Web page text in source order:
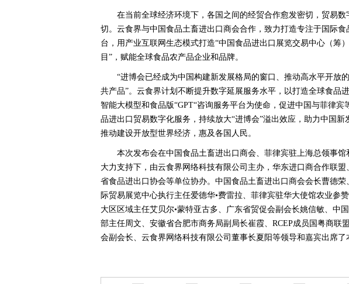
在当前全球经济环境下，各国之间的经贸合作愈发密切，贸易数
切。云食界与中国食品土畜进出口商会合作，致力打造专注于国际食
台，用产业互联网生态模式打造“中国食品进出口展览交易中心（筹
目”，赋能全球食品农产品企业和品牌。
“进博会已经成为中国构建新发展格局的窗口、推动高水平开放
共产品”。云食界计划不断提升数字延展服务水平，以打造全球食品
智能大模型和食品版“GPT“咨询服务平台为使命，促进中国与菲律宾
品进出口贸易数字化服务，持续放大“进博会”溢出效应，助力中国新
推动建设开放型世界经济，惠及各国人民。
本次发布会在中国食品土畜进出口商会、菲律宾驻上海总领事馆
大力支持下，由云食界网络科技有限公司主办，华东进口商合作联
省食品进出口协会等单位协办。中国食品土畜进出口商会会长曹德荣
际贸易展览中心执行主任爱德华•费雷拉、菲律宾驻华大使馆农业参
大区区域主任艾贝尔•蒙特亚古多、广东省贸促会副会长姚信敏、中
部主任周文、安徽省合肥市商务局副局长崔霞、RCEP成员国粤商联
会副会长、云食界网络科技有限公司董事长夏阳等领导和嘉宾出席了